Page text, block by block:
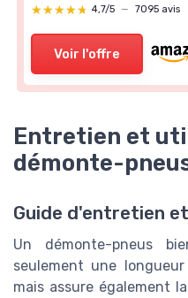
★★★★★
★★★★★ 4,7/5 — 7095 avis
Voir l'offre
Entretien et
démonte-
Guide d'entretien
Un démonte-pneus
seulement une
mais assure également